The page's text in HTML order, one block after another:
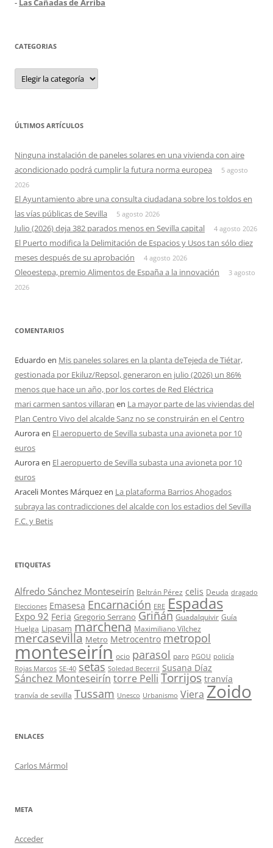
- Las Cañadas de Arriba
CATEGORIAS
Categorias
ÚLTIMOS ARTÍCULOS
Ninguna instalación de paneles solares en una vivienda con aire
acondicionado podrá cumplir la futura norma europea
5 agosto
2026
El Ayuntamiento abre una consulta ciudadana sobre los toldos en
las vías públicas de Sevilla
5 agosto 2026
Julio (2026) deja 382 parados menos en Sevilla capital 4 agosto 2026
El Puerto modifica la Delimitación de Espacios y Usos tan sólo diez
meses después de su aprobación
4 agosto 2026
Oleoestepa, premio Alimentos de España a la innovación
3 agosto
2026
COMENTARIOS
Eduardo en Mis paneles solares en la planta deTejeda de Tiétar,
gestionada por Ekiluz/Repsol, generaron en julio (2026) un 86%
menos que hace un año, por los cortes de Red Eléctrica
mari carmen santos villaran en La mayor parte de las viviendas del
Plan Centro Vivo del alcalde Sanz no se construirán en el Centro
Auroraen El aeropuerto de Sevilla subasta una avioneta por 10
euros
Auroraen El aeropuerto de Sevilla subasta una avioneta por 10
euros
Araceli Montes Márquezen La plataforma Barrios Ahogados
subraya las contradicciones del alcalde con los estadios del Sevilla
F.C. y Betis
ETIQUETAS
Alfredo Sánchez Monteseirín Beltrán Pérez celis Deuda dragado
Elecciones Emasesa Encarnación ERE Espadas
Expo 92 Feria Gregorio Serrano Griñán Guadalquivir Guía
Huelga Lipasam marchena Maximiliano Vílchez
mercasevilla Metro Metrocentro metropol
monteseirín ocio parasol paro PGOU policía
Rojas Marcos SE-40 setas Soledad Becerril Susana Díaz
Sánchez Monteseirín torre Pelli Torrijos tranvía
tranvía de sevilla Tussam Unesco Urbanismo Viera Zoido
ENLACES
Carlos Mármol
META
Acceder